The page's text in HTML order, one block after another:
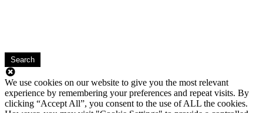
Search
We use cookies on our website to give you the most relevant
experience by remembering your preferences and repeat visits. By
clicking “Accept All”, you consent to the use of ALL the cookies.